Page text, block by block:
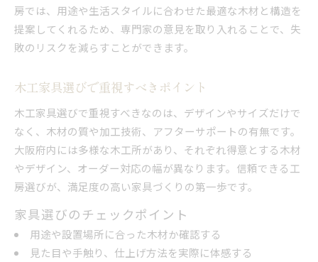
房では、用途や生活スタイルに合わせた最適な木材と構造を
提案してくれるため、専門家の意見を取り入れることで、失
敗のリスクを減らすことができます。
木工家具選びで重視すべきポイント
木工家具選びで重視すべきなのは、デザインやサイズだけで
なく、木材の質や加工技術、アフターサポートの有無です。
大阪府内には多様な木工所があり、それぞれ得意とする木材
やデザイン、オーダー対応の幅が異なります。信頼できる工
房選びが、満足度の高い家具づくりの第一歩です。
家具選びのチェックポイント
用途や設置場所に合った木材か確認する
見た目や手触り、仕上げ方法を実際に体感する